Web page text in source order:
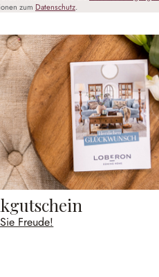
zum Datenschutz.
Freude!